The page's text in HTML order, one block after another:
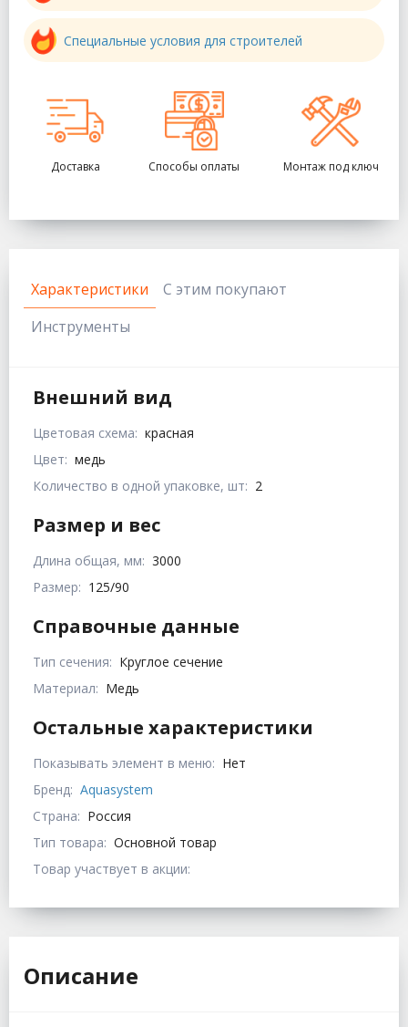
Специальные условия для строителей
Доставка Способы оплаты Монтаж под ключ
Характеристики
С этим покупают
Инструменты
Внешний вид
Цветовая схема: красная
Цвет: медь
Количество в одной упаковке, шт: 2
Размер и вес
Длина общая, мм: 3000
Размер: 125/90
Справочные данные
Тип сечения: Круглое сечение
Материал: Медь
Остальные характеристики
Показывать элемент в меню: Нет
Бренд: Aquasystem
Страна: Россия
Тип товара: Основной товар
Товар участвует в акции:
Описание